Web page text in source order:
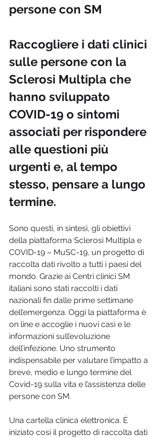
persone con SM
Raccogliere i dati clinici
sulle persone con la
Sclerosi Multipla che
hanno sviluppato
COVID-19 o sintomi
associati per rispondere
alle questioni più
urgenti e, al tempo
stesso, pensare a lungo
termine.
Sono questi, in sintesi, gli obiettivi
della piattaforma Sclerosi Multipla e
COVID-19 – MuSC-19, un progetto di
raccolta dati rivolto a tutti i paesi del
mondo. Grazie ai Centri clinici SM
italiani sono stati raccolti i dati
nazionali fin dalle prime settimane
dell’emergenza. Oggi la piattaforma è
on line e accoglie i nuovi casi e le
informazioni sull’evoluzione
dell’infezione. Uno strumento
indispensabile per valutare l’impatto a
breve, medio e lungo termine del
Covid-19 sulla vita e l’assistenza delle
persone con SM.
Una cartella clinica elettronica. È
iniziato così il progetto di raccolta dati